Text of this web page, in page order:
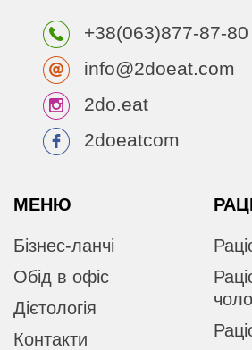
+38(063)877-87-80
info@2doeat.com
2do.eat
2doeatcom
МЕНЮ
Бізнес-ланчі
Обід в офіс
Дієтологія
Контакти